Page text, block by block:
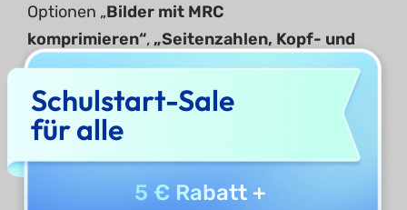
Optionen „Bilder mit MRC
komprimieren“, „Seitenzahlen, Kopf- und
Fußzeilen beibehalten“oder„Text- und
Hintergrundfarben beibehalten“
150 und 72 DPIverbessern.
Schulstart-Sale
für alle
5 € Rabatt+